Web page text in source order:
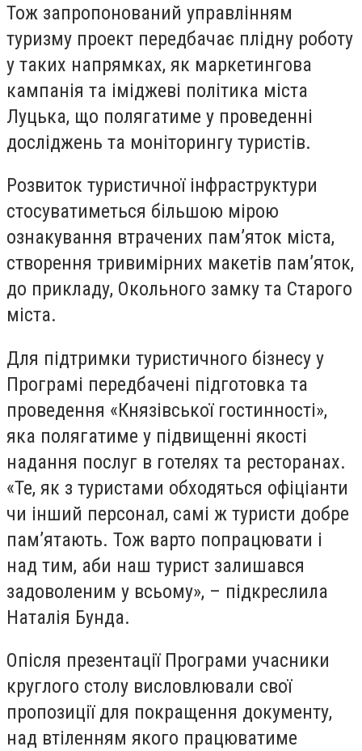
Тож запропонований управлінням
туризму проект передбачає плідну роботу
у таких напрямках, як маркетингова
кампанія та іміджеві політика міста
Луцька, що полягатиме у проведенні
досліджень та моніторингу туристів.
Розвиток туристичної інфраструктури
стосуватиметься більшою мірою
ознакування втрачених пам’яток міста,
створення тривимірних макетів пам’яток,
до прикладу, Окольного замку та Старого
міста.
Для підтримки туристичного бізнесу у
Програмі передбачені підготовка та
проведення «Князівської гостинності»,
яка полягатиме у підвищенні якості
надання послуг в готелях та ресторанах.
«Те, як з туристами обходяться офіціанти
чи інший персонал, самі ж туристи добре
пам’ятають. Тож варто попрацювати і
над тим, аби наш турист залишався
задоволеним у всьому», – підкреслила
Наталія Бунда.
Опісля презентації Програми учасники
круглого столу висловлювали свої
пропозиції для покращення документу,
над втіленням якого працюватиме